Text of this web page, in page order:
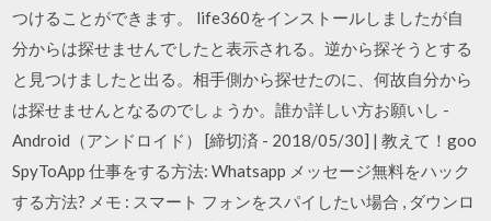
つけることができます。 life360をインストールしましたが自
分からは探せませんでしたと表示される。逆から探そうとする
と見つけましたと出る。相手側から探せたのに、何故自分から
は探せませんとなるのでしょうか。誰か詳しい方お願いし -
Android（アンドロイド） [締切済 - 2018/05/30] | 教えて！goo
SpyToApp 仕事をする方法: Whatsapp メッセージ無料をハック
する方法? メモ : スマート フォンをスパイしたい場合 , ダウンロ